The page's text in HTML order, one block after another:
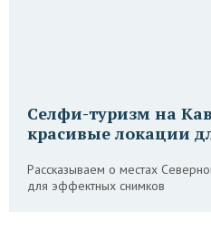
Селфи-туризм на
красивые локации
Рассказываем о местах
для эффектных снимков